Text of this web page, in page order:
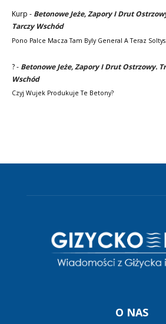
Kurp - Betonowe Jeże, Zapory I Drut
Tarczy Wschód
Pono Palce Macza Tam Byly General A Teraz Soltys.
?- Betonowe Jeże, Zapory I Drut Ostrzowy.
Wschód
Czyj Wujek Produkuje Te Betony?
O NAS